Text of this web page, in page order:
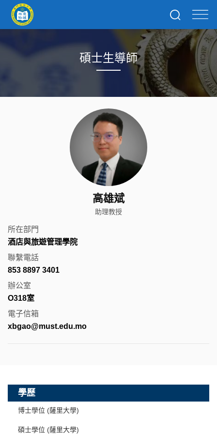
碩士生導師
高雄斌
助理教授
所在部門
酒店與旅遊管理學院
聯繫電話
853 8897 3401
辦公室
O318室
電子信箱
xbgao@must.edu.mo
學歷
博士學位 (薩里大學)
碩士學位 (薩里大學)